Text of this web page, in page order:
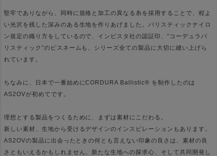
堅牢でありながら、同時に規格と加工の異なる糸を採用することで、程よ
い光沢を残した深みのある生地を作りあげました。バリスティックナイロ
ン規定の織り方をしているので、インビスタ社の認証印、“コーデュラバ
リスティック”のピスネームも、シリーズ全ての製品に大切に縫い上げら
れています。
ちなみに、日本で一番始めにCORDURA Ballistic® を制作したのは
AS2OVが初めてです。
理想とする製品をつくるために、まずは素材にこだわる。
新しい素材、生地から受けるデザインのインスピレーションもあります。
AS2OVの製品に出会ったときの何とも言えない印象の良さは、素材の良
さともいえるかもしれません。新たな生地への探求心、そして共同開発し